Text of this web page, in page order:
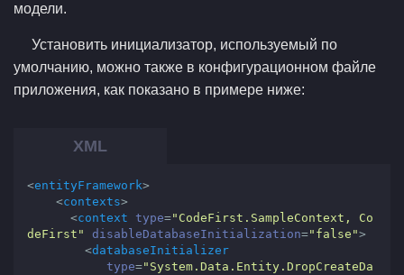
модели.
Установить инициализатор, используемый по
умолчанию, можно также в конфигурационном файле
приложения, как показано в примере ниже:
<entityFramework>
<contexts>
<context type="CodeFirst.SampleContext, Co
deFirst"
disableDatabaseInitialization="false">
<databaseInitializer
type="System.Data.Entity.DropCreateDa